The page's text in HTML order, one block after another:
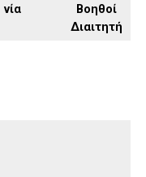
νία
Βοηθοί
Διαιτητή